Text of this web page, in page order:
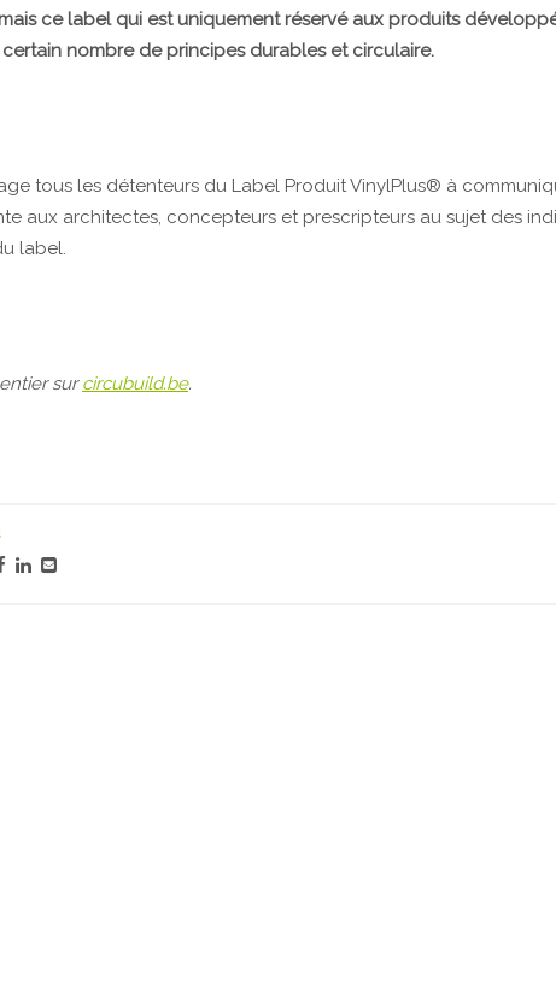
ce label qui est uniquement réservé aux produits
nombre de principes durables et circulaire.
tous les détenteurs du Label Produit VinylPlus® à
aux architectes, concepteurs et prescripteurs au sujet des
label.
surcircubuild.be.